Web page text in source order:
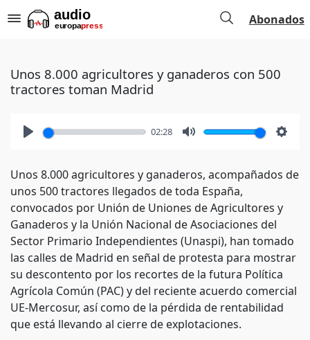
Abonados
Unos 8.000 agricultores y ganaderos con 500
tractores toman Madrid
02:28
Unos 8.000 agricultores y ganaderos, acompañados de
unos 500 tractores llegados de toda España,
convocados por Unión de Uniones de Agricultores y
Ganaderos y la Unión Nacional de Asociaciones del
Sector Primario Independientes (Unaspi), han tomado
las calles de Madrid en señal de protesta para mostrar
su descontento por los recortes de la futura Política
Agrícola Común (PAC) y del reciente acuerdo comercial
UE-Mercosur, así como de la pérdida de rentabilidad
que está llevando al cierre de explotaciones.